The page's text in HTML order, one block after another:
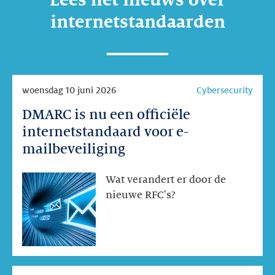
internetstandaarden
DMARC is nu een officiële
internetstandaard voor e-
mailbeveiliging
woensdag 10 juni 2026 Cybersecurity
Wat verandert er door de
nieuwe RFC's?
DMARC
officiële
internetstandaard
voor
mailbeveiliging